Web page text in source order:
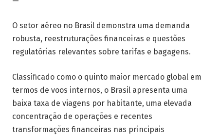
O setor aéreo no Brasil demonstra uma demanda
robusta, reestruturações financeiras e questões
regulatórias relevantes sobre tarifas e bagagens.
Classificado como o quinto maior mercado global em
termos de voos internos, o Brasil apresenta uma
baixa taxa de viagens por habitante, uma elevada
concentração de operações e recentes
transformações financeiras nas principais